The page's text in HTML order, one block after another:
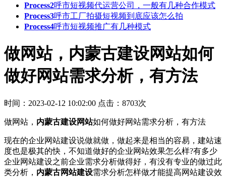
Process2呼市短视频代运营公司，一般有几种合作模式
Process3呼市工厂拍摄短视频到底应该怎么拍
Process4呼市短视频推广有几种模式
做网站，内蒙古建设网站如何
做好网站需求分析，有方法
时间：2023-02-12 10:02:00 点击：8703次
做网站， 内蒙古建设网站如何做好网站需求分析，有方法
现在的企业网站建设说做就做，做起来是相当的容易，建站速
度也是极其的快，不知道做好的企业网站效果怎么样?有多少
企业网站建设之前企业需求分析做得好，有没有专业的做过此
类分析， 内蒙古网站建设需求分析怎样做才能提高网站建设效